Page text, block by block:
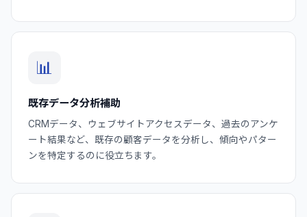
📊
既存データ分析補助
CRMデータ、ウェブサイトアクセスデータ、過去のアンケ
ート結果など、既存の顧客データを分析し、傾向やパター
ンを特定するのに役立ちます。